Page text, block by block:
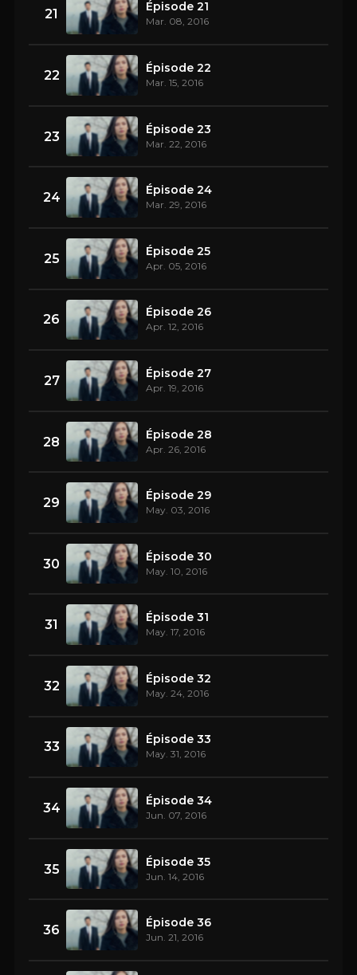
21 Épisode 21
Mar. 08, 2016
22 Épisode 22
Mar. 15, 2016
23 Épisode 23
Mar. 22, 2016
24 Épisode 24
Mar. 29, 2016
25 Épisode 25
Apr. 05, 2016
26 Épisode 26
Apr. 12, 2016
27 Épisode 27
Apr. 19, 2016
28 Épisode 28
Apr. 26, 2016
29 Épisode 29
May. 03, 2016
30 Épisode 30
May. 10, 2016
31 Épisode 31
May. 17, 2016
32 Épisode 32
May. 24, 2016
33 Épisode 33
May. 31, 2016
34 Épisode 34
Jun. 07, 2016
35 Épisode 35
Jun. 14, 2016
36 Épisode 36
Jun. 21, 2016